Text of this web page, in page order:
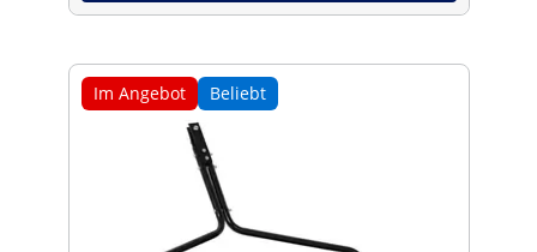
Im Angebot Beliebt